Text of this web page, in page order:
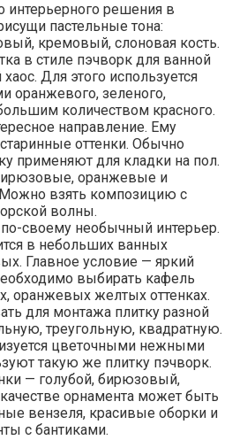
интерьерного решения в
пастельные тона:
кремовый, слоновая кость.
в стиле пэчворк для ванной
Для этого используется
оранжевого, зеленого,
количеством красного.
направление. Ему
оттенки. Обычно
применяют для кладки на пол.
оранжевые и
взять композицию с
волны.
своему необычный интерьер.
в небольших ванных
Главное условие — яркий
выбирать кафель
оранжевых желтых оттенках.
для монтажа плитку разной
треугольную, квадратную.
цветочными нежными
такую же плитку пэчворк.
— голубой, бирюзовый,
орнамента может быть
вензеля, красивые оборки и
с бантиками.